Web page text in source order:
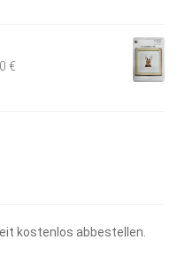
€Aktueller
kostenlos abbestellen.